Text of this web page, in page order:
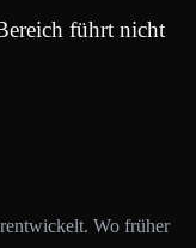
führt nicht
Wo früher